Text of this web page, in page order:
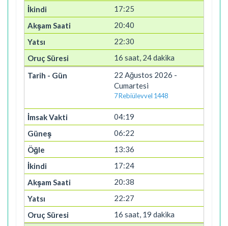
17:25
20:40
22:30
16 saat, 24 dakika
22 Ağustos 2026 -
Cumartesi
7 Rebiülevvel 1448
04:19
06:22
13:36
17:24
20:38
22:27
16 saat, 19 dakika